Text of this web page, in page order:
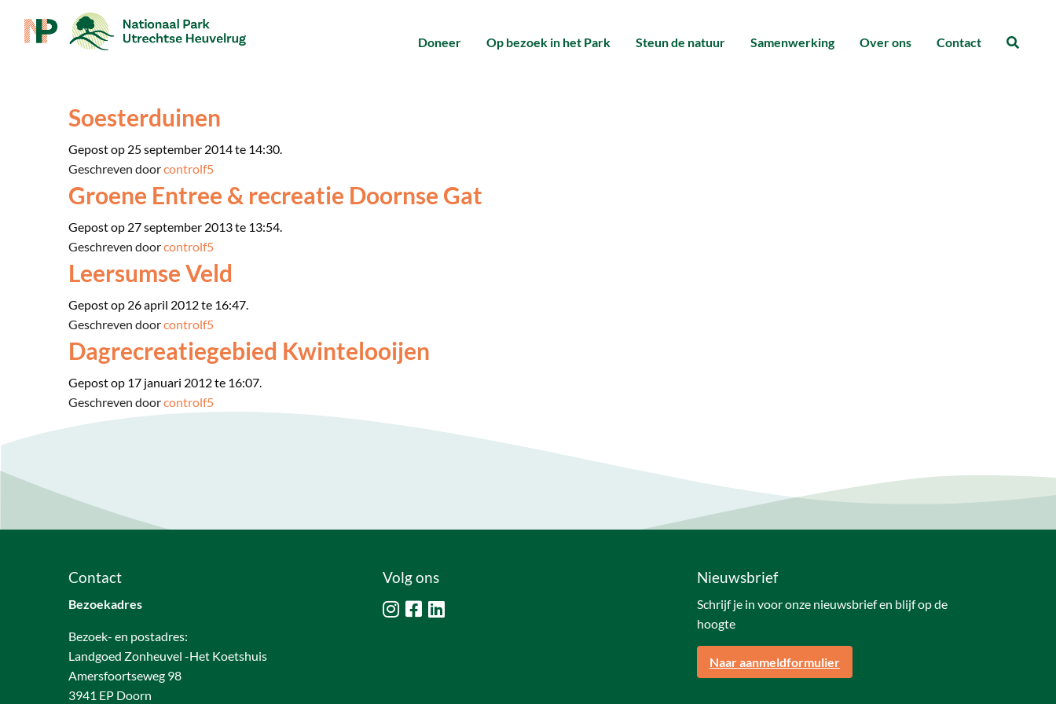
Doneer Op bezoek in het Park Steun de natuur Samenwerking Over ons Contact
Soesterduinen
Gepost op 25 september 2014 te 14:30.
Geschreven doorcontrolf5
Groene Entree & recreatie Doornse Gat
Gepost op 27 september 2013 te 13:54.
Geschreven doorcontrolf5
Leersumse Veld
Gepost op 26 april 2012 te 16:47.
Geschreven doorcontrolf5
Dagrecreatiegebied Kwintelooijen
Gepost op 17 januari 2012 te 16:07.
Geschreven doorcontrolf5
Contact
Bezoekadres
Bezoek- en postadres:
Landgoed Zonheuvel -Het Koetshuis
Amersfoortseweg 98
3941 EP Doorn
Volg ons Nieuwsbrief
Schrijf je in voor onze nieuwsbrief en blijf op de
hoogte
Naar aanmeldformulier